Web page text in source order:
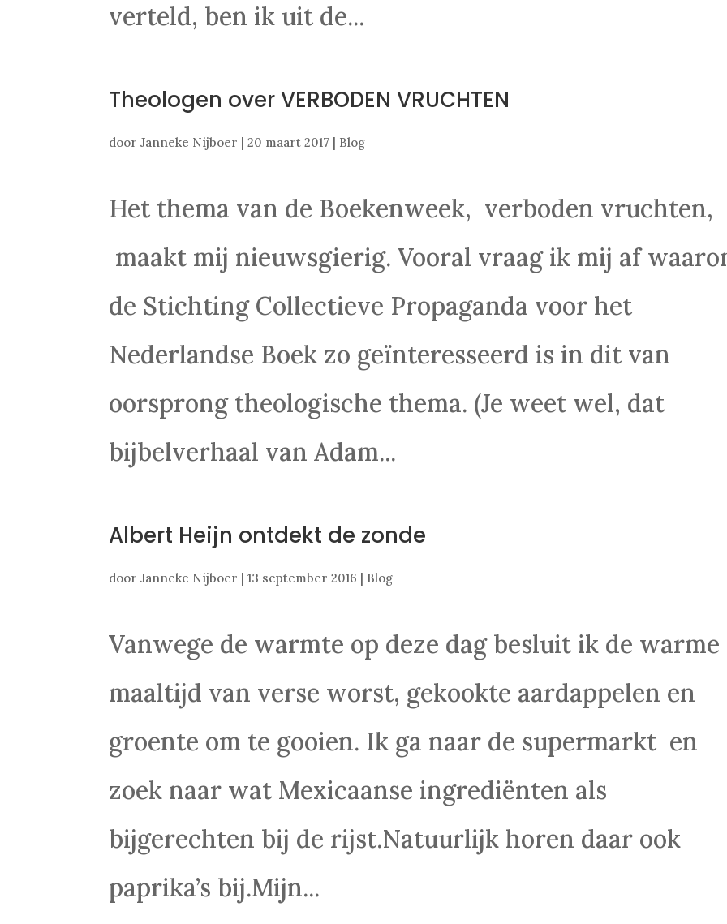
verteld, ben ik uit de...
Theologen over VERBODEN VRUCHTEN
doorJanneke Nijboer |20 maart 2017 | Blog
Het thema van de Boekenweek, verboden vruchten,
maakt mij nieuwsgierig. Vooral vraag ik mij af
de Stichting Collectieve Propaganda voor het
Nederlandse Boek zo geïnteresseerd is in dit van
oorsprong theologische thema. (Je weet wel, dat
bijbelverhaal van Adam...
Albert Heijn ontdekt de zonde
doorJanneke Nijboer |13 september 2016 | Blog
Vanwege de warmte op deze dag besluit ik de warme
maaltijd van verse worst, gekookte aardappelen en
groente om te gooien. Ik ga naar de supermarkt en
zoek naar wat Mexicaanse ingrediënten als
bijgerechten bij de rijst.Natuurlijk horen daar ook
paprika’s bij.Mijn...